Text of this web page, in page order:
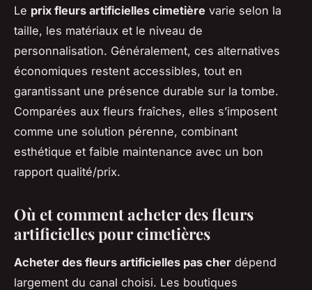
Le prix fleurs artificielles cimetière varie selon la
taille, les matériaux et le niveau de
personnalisation. Généralement, ces alternatives
économiques restent accessibles, tout en
garantissant une présence durable sur la tombe.
Comparées aux fleurs fraîches, elles s’imposent
comme une solution pérenne, combinant
esthétique et faible maintenance avec un bon
rapport qualité/prix.
Où et comment acheter des fleurs
artificielles pour cimetières
Acheter des fleurs artificielles pas cher dépend
largement du canal choisi. Les boutiques